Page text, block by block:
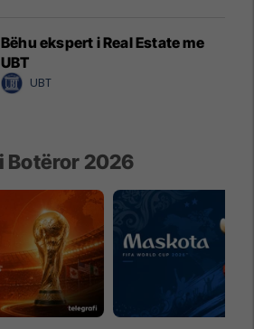
Bëhu ekspert i Real Estate me
UBT
UBT
Botëror 2026